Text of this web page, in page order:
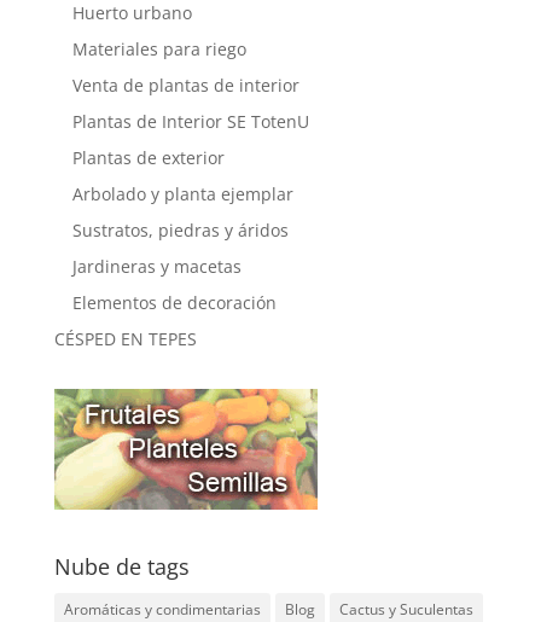
Huerto urbano
Materiales para riego
Venta de plantas de interior
Plantas de Interior SE TotenU
Plantas de exterior
Arbolado y planta ejemplar
Sustratos, piedras y áridos
Jardineras y macetas
Elementos de decoración
CÉSPED EN TEPES
Nube de tags
Aromáticas y condimentarias Blog
Cactus y Suculentas